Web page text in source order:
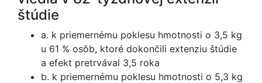
štúdie
a. k priemernému poklesu hmotnosti o 3,5 kg
u 61 % osôb, ktoré dokončili extenziu štúdie
a efekt pretrvával 3,5 roka
b. k priemernému poklesu hmotnosti o 5,3 kg